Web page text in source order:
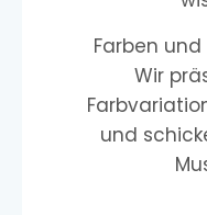
Farben
Wir
und